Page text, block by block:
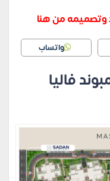
وتصميمه من هنا
واتساب
فاليا